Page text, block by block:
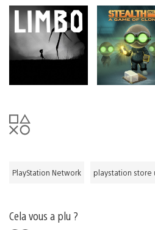
PlayStation Network playstation store
Cela vous a plu ?